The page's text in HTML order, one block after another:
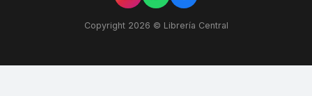
Copyright 2026 © Librería Central